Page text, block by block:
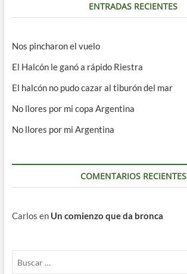
ENTRADAS RECIENTES
Nos pincharon el vuelo
El Halcón le ganó a rápido Riestra
El halcón no pudo cazar al tiburón del mar
No llores por mi copa Argentina
No llores por mi Argentina
COMENTARIOS RECIENTES
Carlos en Un comienzo que da bronca